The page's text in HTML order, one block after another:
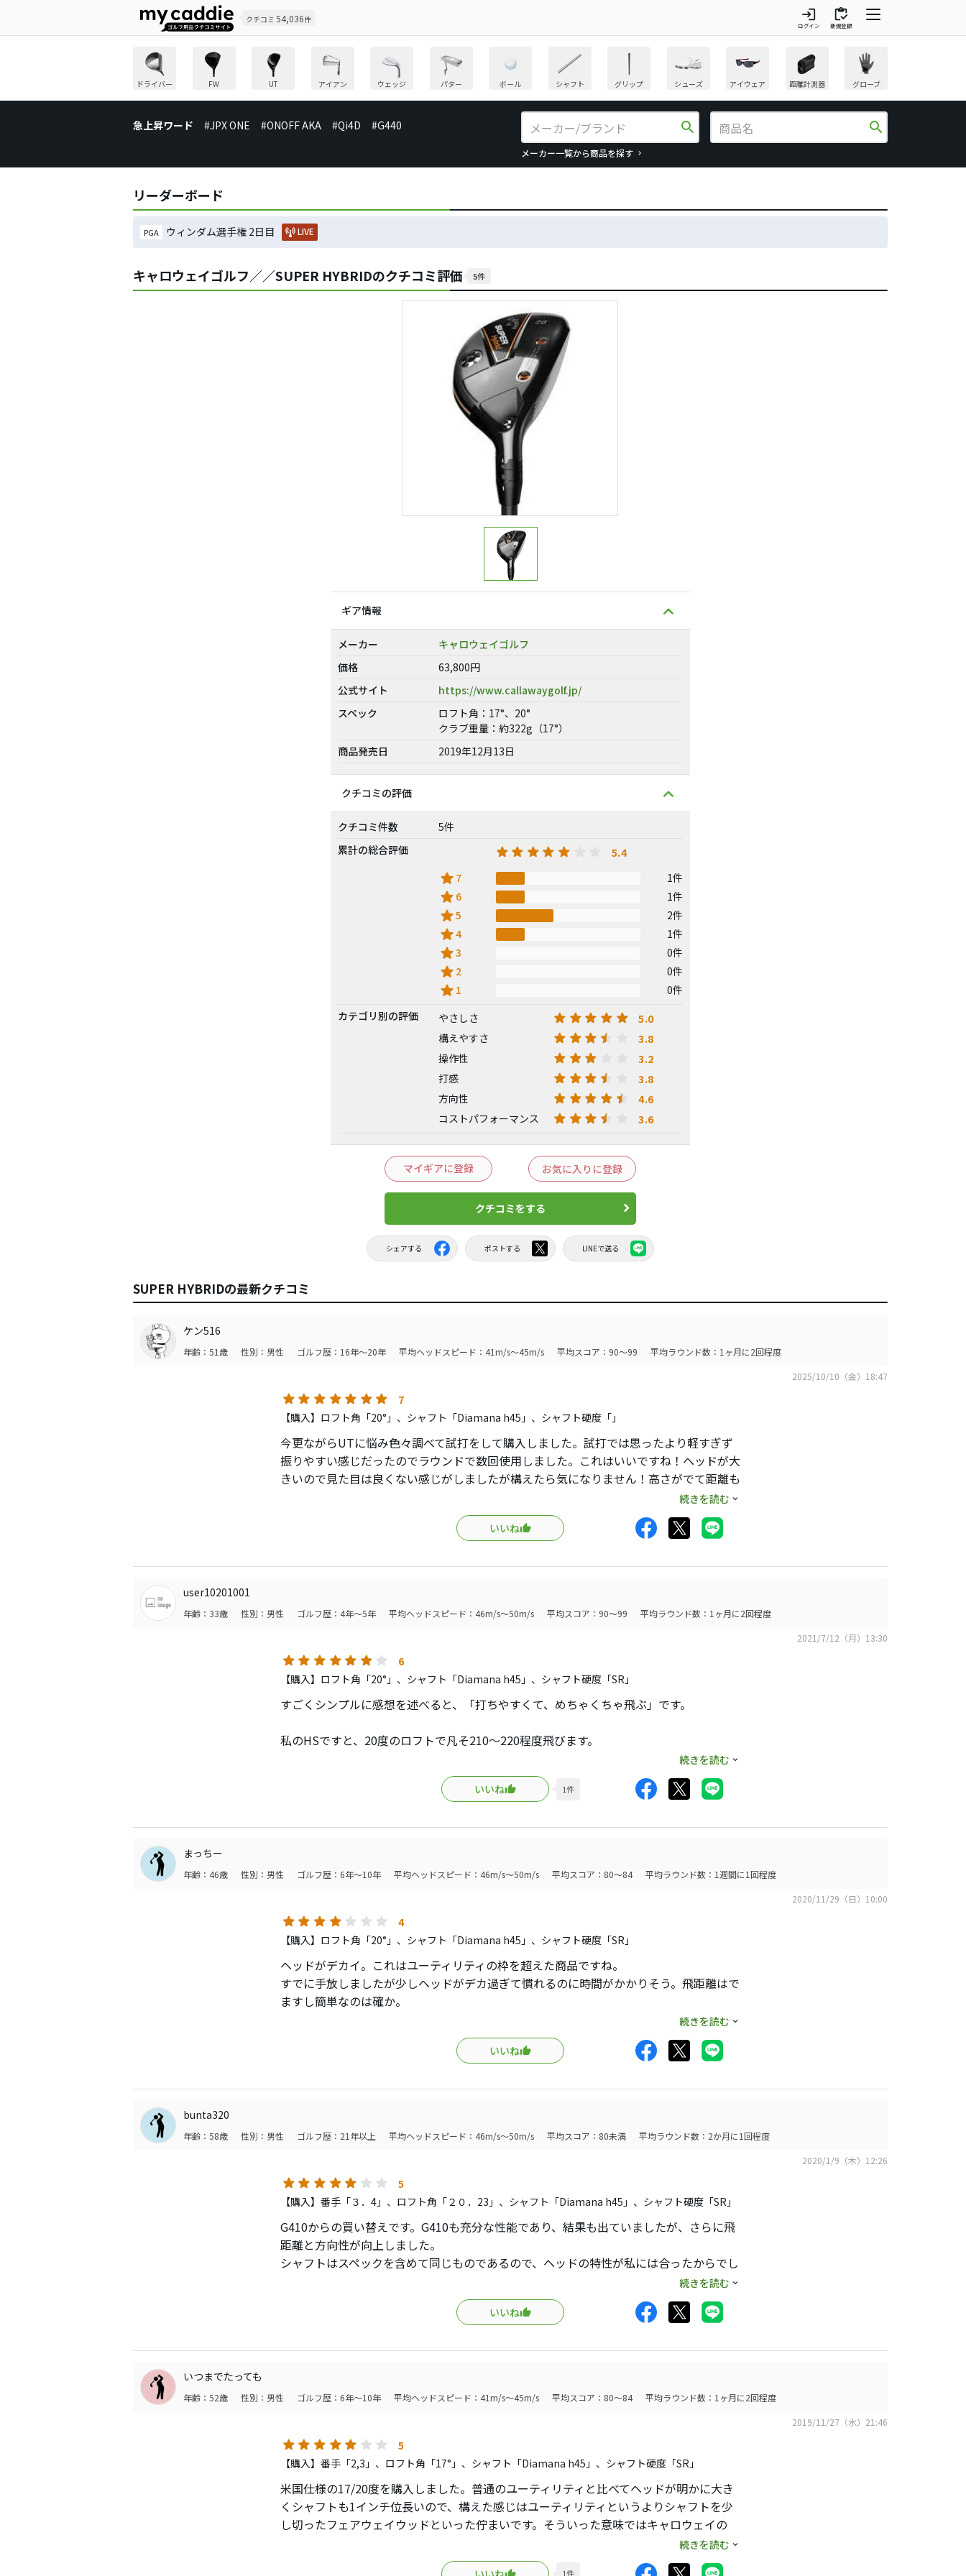
クチコミ 54,036件 login
ログイン
inventory
新規登録
ドライバー FW UT アイアン ウェッジ パター ボール シャフト グリップ シューズ アイウェア 距離計測器 グローブ
急上昇ワード #JPX ONE #ONOFF AKA #Qi4D #G440 search
メーカー一覧から商品を探す
search
リーダーボード
PGA ウィンダム選手権 2日目 LIVE
キャロウェイゴルフ／／SUPER HYBRIDのクチコミ評価 5件
ギア情報
メーカー
キャロウェイゴルフ
価格
63,800円
公式サイト
https://www.callawaygolf.jp/
スペック
ロフト角：17°、20°
クラブ重量：約322g（17°）
商品発売日
2019年12月13日
クチコミの評価
クチコミ件数
5件
累計の総合評価
5.4
star 7 1件
star 6 1件
star5 2件
star4 1件
star3 0件
star 2 0件
star 1
0件
カテゴリ別の評価
やさしさ 5.0
構えやすさ 3.8
操作性 3.2
打感 3.8
方向性 4.6
コストパフォーマンス 3.6
マイギアに登録 お気に入りに登録
クチコミをする
シェアする ポストする LINEで送る
SUPER HYBRIDの最新クチコミ
ケン516
年齢：51歳 性別：男性 ゴルフ歴：16年～20年 平均ヘッドスピード：41m/s～45m/s 平均スコア：90～99
平均ラウンド数：1ヶ月に2回程度
2025/10/10（金）18:47
7
【購入】ロフト角「20°」、シャフト「Diamana h45」、シャフト硬度「」
今更ながらUTに悩み色々調べて試打をして購入しました。試打では思ったより軽すぎず
振りやすい感じだったのでラウンドで数回使用しました。これはいいですね！ヘッドが大
きいので見た目は良くない感じがしましたが構えたら気になりません！高さがでて距離も
でていいですよ！ただヘッドが大きいせいかコントロールは効かないのでまっすぐ狙う感
じです。今なら価格も安いのでお試しする価値あります。
続きを読む
いいね
user10201001
年齢：33歳 性別：男性 ゴルフ歴：4年～5年 平均ヘッドスピード：46m/s～50m/s 平均スコア：90～99
平均ラウンド数：1ヶ月に2回程度
2021/7/12（月）13:30
6
【購入】ロフト角「20°」、シャフト「Diamana h45」、シャフト硬度「SR」
すごくシンプルに感想を述べると、「打ちやすくて、めちゃくちゃ飛ぶ」です。
私のHSですと、20度のロフトで凡そ210〜220程度飛びます。
また、ユーティリティにしてはヘッドがかなり大きいので、構えたときに安心感がありま
（まさにスーパー‘ハイブリッド’）
最大の欠点は、価格が馬鹿みたいに高いことですね。
りを探している方には非常にオススメです！
続きを読む
いいね 1件
まっちー
年齢：46歳 性別：男性 ゴルフ歴：6年～10年 平均ヘッドスピード：46m/s～50m/s 平均スコア：80～84
平均ラウンド数：1週間に1回程度
2020/11/29（日）10:00
4
【購入】ロフト角「20°」、シャフト「Diamana h45」、シャフト硬度「SR」
ヘッドがデカイ。これはユーティリティの枠を超えた商品ですね。
すでに手放しましたが少しヘッドがデカ過ぎて慣れるのに時間がかかりそう。飛距離はで
ますし簡単なのは確か。
あとは値段がね、、さすがにこれを2-3本買うってなると普通に売れる品では無さそう。
続きを読む
いいね
bunta320
年齢：58歳 性別：男性 ゴルフ歴：21年以上 平均ヘッドスピード：46m/s～50m/s 平均スコア：80未満
平均ラウンド数：2か月に1回程度
2020/1/9（木）12:26
5
【購入】番手「３．4」、ロフト角「２０．23」、シャフト「Diamana h45」、シャフト硬度「SR」
G410からの買い替えです。G410も充分な性能であり、結果も出ていましたが、さらに飛
距離と方向性が向上しました。
シャフトはスペックを含めて同じものであるので、ヘッドの特性が私には合ったからでし
ハイブリッドよりもFWに近い形であることから、ハイブリッドとと思って構えると少し
違和感を感じましたが、数球打つ内に、その違和感は消え、良い球が出続けた、そんな感
テクノロジーの進化を感じるクラブであり、使わない手はないかと思います。
続きを読む
いいね
いつまでたっても
年齢：52歳 性別：男性 ゴルフ歴：6年～10年 平均ヘッドスピード：41m/s～45m/s 平均スコア：80～84
平均ラウンド数：1ヶ月に2回程度
2019/11/27（水）21:46
5
【購入】番手「2,3」、ロフト角「17°」、シャフト「Diamana h45」、シャフト硬度「SR」
米国仕様の17/20度を購入しました。普通のユーティリティと比べてヘッドが明かに大き
くシャフトも1インチ位長いので、構えた感じはユーティリティというよりシャフトを少
し切ったフェアウェイウッドといった佇まいです。そういった意味ではキャロウェイの
steelhead FWと同じ路線です。ヘッドの大きさが目に付くので、違和感を感じるか優し
く感じるかのどちらかと思います。自分には優しく見えました。よく芯で捉えるし、見た
続きを読む
1件